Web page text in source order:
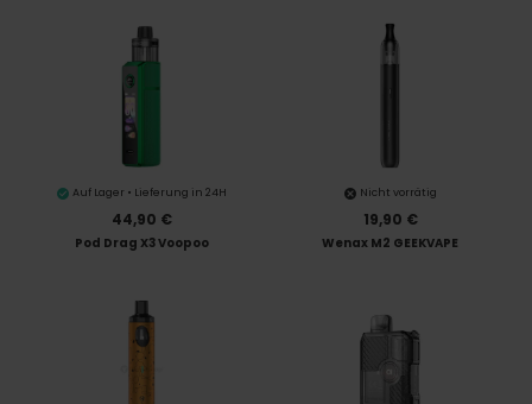
Auf Lager • Lieferung in 24H
44,90 €
Pod Drag X3 Voopoo
Nicht vorrätig
19,90 €
Wenax M2 GEEKVAPE